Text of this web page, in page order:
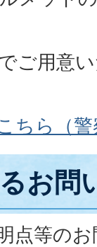
ご用意
ちら（
お問
点等の